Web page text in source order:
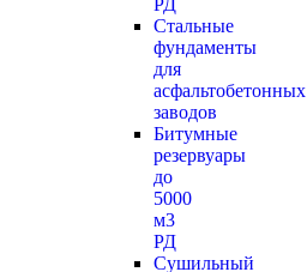
РД
Стальные
фундаменты
для
асфальтобетонных
заводов
Битумные
резервуары
до
5000
м3
РД
Сушильный